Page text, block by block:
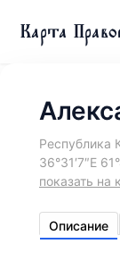
Карта
Республика
36°31′7″E
показать на
Описание